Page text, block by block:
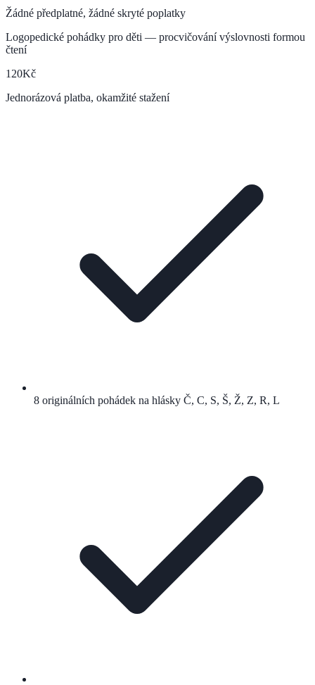
Žádné předplatné, žádné skryté poplatky
Logopedické pohádky pro děti — procvičování výslovnosti formou
čtení
120Kč
Jednorázová platba, okamžité stažení
8 originálních pohádek na hlásky Č, C, S, Š, Ž, Z, R, L